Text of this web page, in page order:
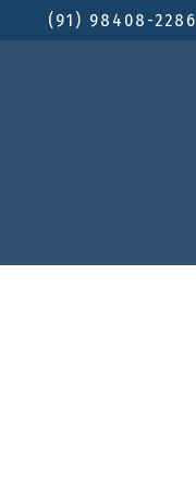
(91) 98408-2286